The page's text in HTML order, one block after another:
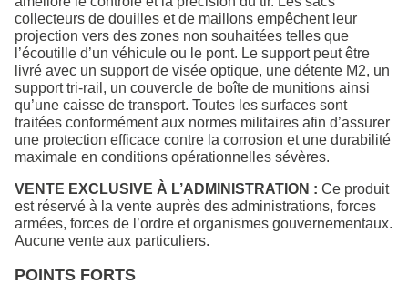
collecteurs de douilles et de maillons empêchent leur
projection vers des zones non souhaitées telles que
l’écoutille d’un véhicule ou le pont. Le support peut être
livré avec un support de visée optique, une détente M2, un
support tri-rail, un couvercle de boîte de munitions ainsi
qu’une caisse de transport. Toutes les surfaces sont
traitées conformément aux normes militaires afin d’assurer
une protection efficace contre la corrosion et une durabilité
maximale en conditions opérationnelles sévères.
VENTE EXCLUSIVE À L’ADMINISTRATION : Ce produit
est réservé à la vente auprès des administrations, forces
armées, forces de l’ordre et organismes gouvernementaux.
Aucune vente aux particuliers.
POINTS FORTS